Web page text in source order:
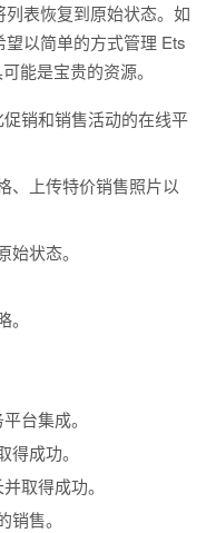
表恢复到原始状态。如
以简单的方式管理 Ets
能是宝贵的资源。
销和销售活动的在线平
、上传特价销售照片以
状态。
台集成。
成功。
取得成功。
售。